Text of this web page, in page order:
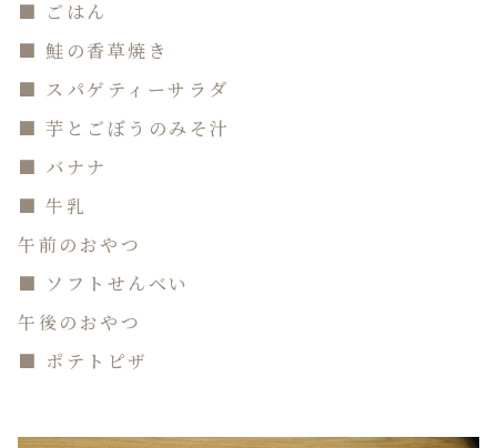
■ ごはん
■ 鮭の香草焼き
■ スパゲティーサラダ
■ 芋とごぼうのみそ汁
■ バナナ
■ 牛乳
午前のおやつ
■ ソフトせんべい
午後のおやつ
■ ポテトピザ